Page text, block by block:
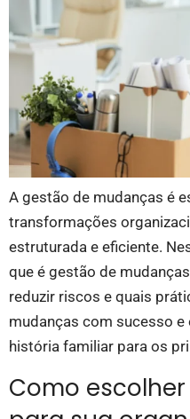
A gestão de mudanças é
transformações
estruturada e eficiente.
que é gestão de
reduzir riscos e quais
mudanças com sucesso e
história familiar para os
Como escolher